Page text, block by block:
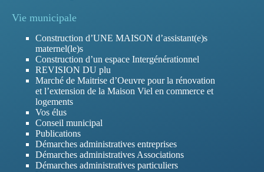
Vie municipale
Construction d’UNE MAISON d’assistant(e)s
maternel(le)s
Construction d’un espace Intergénérationnel
REVISION DU plu
Marché de Maitrise d’Oeuvre pour la rénovation
et l’extension de la Maison Viel en commerce et
logements
Vos élus
Conseil municipal
Publications
Démarches administratives entreprises
Démarches administratives Associations
Démarches administratives particuliers